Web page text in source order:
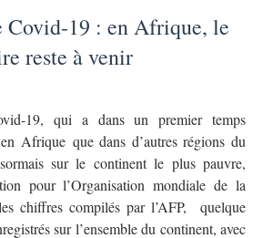
Covid-19 : en Afrique, le
reste à venir
19, qui a dans un premier temps
Afrique que dans d’autres régions du
sur le continent le plus pauvre,
pour l’Organisation mondiale de la
chiffres compilés par l’AFP, quelque
sur l’ensemble du continent, avec